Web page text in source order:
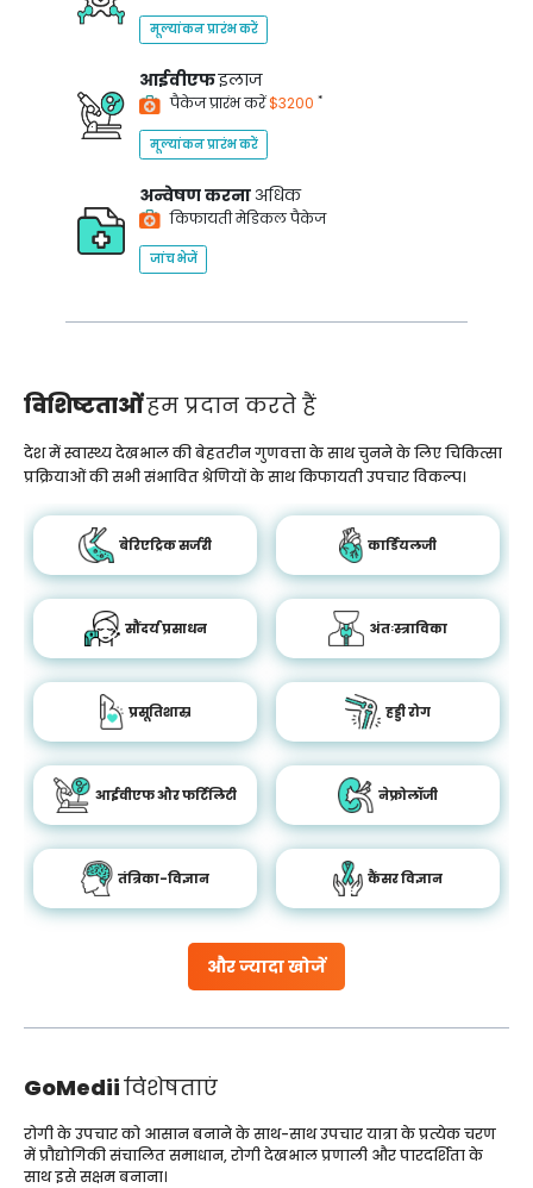
मूल्यांकन प्रारंभ करें
आईवीएफइलाज
पैकेज प्रारंभ करें$3200 *
मूल्यांकन प्रारंभ करें
अन्वेषण करना अधिक
किफायती मेडिकल पैकेज
जांच भेजें
विशिष्टताओंहम प्रदान करते हैं
और ज्यादा खोजें
देश में स्वास्थ्य देखभाल की बेहतरीन गुणवत्ता के साथ चुनने के लिए चिकित्सा
प्रक्रियाओं की सभी संभावित श्रेणियों के साथ किफायती उपचार विकल्प।
बेरिएट्रिक सर्जरी कार्डियलजी
सौंदर्य प्रसाधन अंतःस्त्राविका
प्रसूतिशास्र हड्डी रोग
आईवीएफ और फर्टिलिटी नेफ्रोलॉजी
तंत्रिका-विज्ञान कैंसर विज्ञान
GoMediiविशेषताएं
रोगी के उपचार को आसान बनाने के साथ-साथ उपचार यात्रा के प्रत्येक चरण
में प्रौद्योगिकी संचालित समाधान, रोगी देखभाल प्रणाली और पारदर्शिता के
साथ इसे सक्षम बनाना।